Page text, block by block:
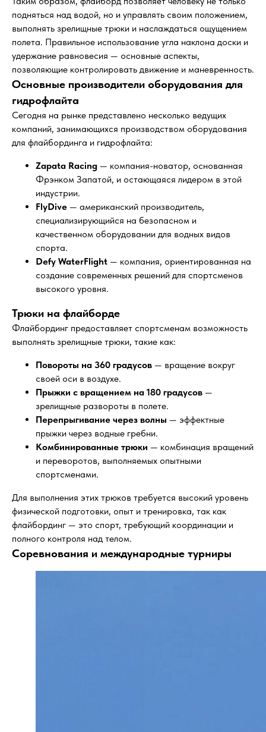
подняться над водой, но и управлять своим положением,
выполнять зрелищные трюки и наслаждаться ощущением
полета. Правильное использование угла наклона доски и
удержание равновесия — основные аспекты,
позволяющие контролировать движение и маневренность.
Основные производители оборудования для
гидрофлайта
Сегодня на рынке представлено несколько ведущих
компаний, занимающихся производством оборудования
для флайбординга и гидрофлайта:
Zapata Racing — компания-новатор, основанная
Фрэнком Запатой, и остающаяся лидером в этой
индустрии.
FlyDive — американский производитель,
специализирующийся на безопасном и
качественном оборудовании для водных видов
спорта.
Defy WaterFlight — компания, ориентированная на
создание современных решений для спортсменов
высокого уровня.
Трюки на флайборде
Флайбординг предоставляет спортсменам возможность
выполнять зрелищные трюки, такие как:
Повороты на 360 градусов — вращение вокруг
своей оси в воздухе.
Прыжки с вращением на 180 градусов —
зрелищные развороты в полете.
Перепрыгивание через волны — эффектные
прыжки через водные гребни.
Комбинированные трюки — комбинация вращений
и переворотов, выполняемых опытными
спортсменами.
Для выполнения этих трюков требуется высокий уровень
физической подготовки, опыт и тренировка, так как
флайбординг — это спорт, требующий координации и
полного контроля над телом.
Соревнования и международные турниры